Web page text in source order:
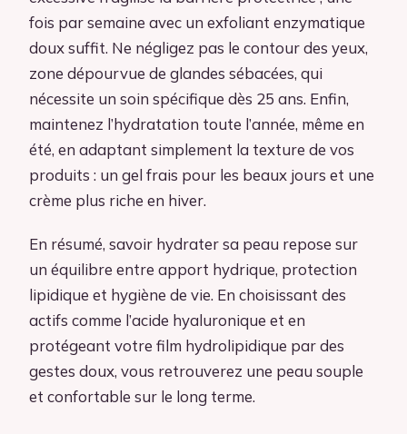
fois par semaine avec un exfoliant enzymatique
doux suffit. Ne négligez pas le contour des yeux,
zone dépourvue de glandes sébacées, qui
nécessite un soin spécifique dès 25 ans. Enfin,
maintenez l’hydratation toute l’année, même en
été, en adaptant simplement la texture de vos
produits : un gel frais pour les beaux jours et une
crème plus riche en hiver.
En résumé, savoir hydrater sa peau repose sur
un équilibre entre apport hydrique, protection
lipidique et hygiène de vie. En choisissant des
actifs comme l’acide hyaluronique et en
protégeant votre film hydrolipidique par des
gestes doux, vous retrouverez une peau souple
et confortable sur le long terme.